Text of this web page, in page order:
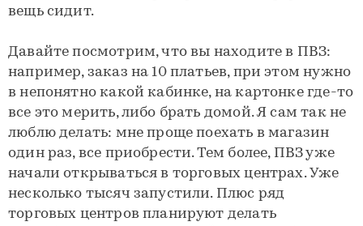
вещь сидит.
Давайте посмотрим, что вы находите в ПВЗ:
например, заказ на 10 платьев, при этом нужно
в непонятно какой кабинке, на картонке где-то
все это мерить, либо брать домой. Я сам так не
люблю делать: мне проще поехать в магазин
один раз, все приобрести. Тем более, ПВЗ уже
начали открываться в торговых центрах. Уже
несколько тысяч запустили. Плюс ряд
торговых центров планируют делать